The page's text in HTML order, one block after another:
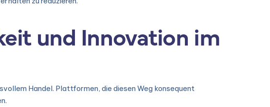
und Innovation im
Handel. Plattformen, die diesen Weg konsequent